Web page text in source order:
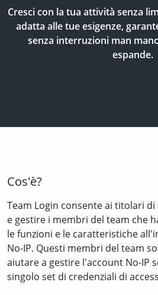
Cresci con la tua attività senza
adatta alle tue esigenze,
senza interruzioni man
espande.
Cos'è?
Team Login consente ai titolari
e gestire i membri del team che
le funzioni e le caratteristiche
No-IP. Questi membri del team
aiutare a gestire l'account No-IP
singolo set di credenziali di